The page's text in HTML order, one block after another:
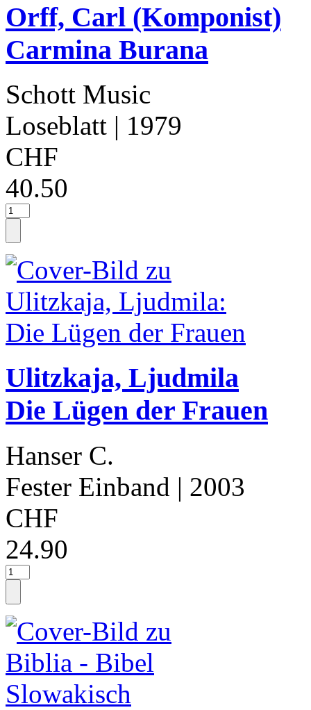
Orff, Carl (Komponist)
Carmina Burana
Schott Music
Loseblatt | 1979
CHF
40.50
Ulitzkaja, Ljudmila
Die Lügen der Frauen
Hanser C.
Fester Einband | 2003
CHF
24.90